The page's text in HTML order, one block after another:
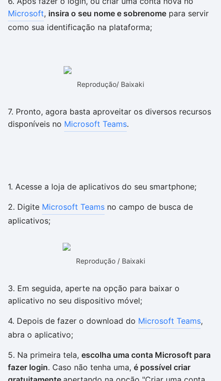
Microsoft, insira o seu nome e sobrenome para servir
como sua identificação na plataforma;
Reprodução/ Baixaki
7. Pronto, agora basta aproveitar os diversos recursos
disponíveis no Microsoft Teams.
1. Acesse a loja de aplicativos do seu smartphone;
2. Digite Microsoft Teams no campo de busca de
aplicativos;
Reprodução / Baixaki
3. Em seguida, aperte na opção para baixar o
aplicativo no seu dispositivo móvel;
4. Depois de fazer o download do Microsoft Teams,
abra o aplicativo;
5. Na primeira tela, escolha uma conta Microsoft para
fazer login. Caso não tenha uma, é possível criar